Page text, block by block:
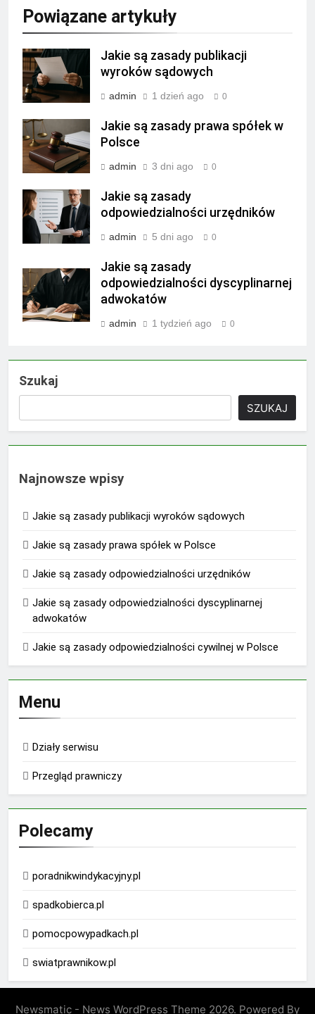
Powiązane artykuły
Jakie są zasady publikacji
wyroków sądowych
admin 1 dzień ago 0
Jakie są zasady prawa spółek w
Polsce
admin 3 dni ago 0
Jakie są zasady
odpowiedzialności urzędników
admin 5 dni ago 0
Jakie są zasady
odpowiedzialności dyscyplinarnej
adwokatów
admin 1 tydzień ago 0
Szukaj
SZUKAJ
Najnowsze wpisy
Jakie są zasady publikacji wyroków sądowych
Jakie są zasady prawa spółek w Polsce
Jakie są zasady odpowiedzialności urzędników
Jakie są zasady odpowiedzialności dyscyplinarnej
adwokatów
Jakie są zasady odpowiedzialności cywilnej w Polsce
Menu
Działy serwisu
Przegląd prawniczy
Polecamy
poradnikwindykacyjny.pl
spadkobierca.pl
pomocpowypadkach.pl
swiatprawnikow.pl
Newsmatic - News WordPress Theme 2026. Powered By